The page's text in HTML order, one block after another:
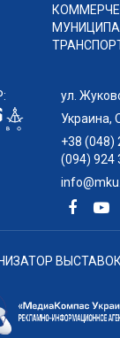
ул.
Украина,
+38 (048)
(094) 924